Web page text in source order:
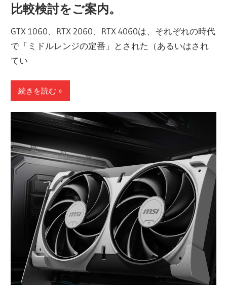
比較検討をご案内。
GTX 1060、RTX 2060、RTX 4060は、それぞれの時代
で「ミドルレンジの定番」とされた（あるいはされ
てい
続きを読む